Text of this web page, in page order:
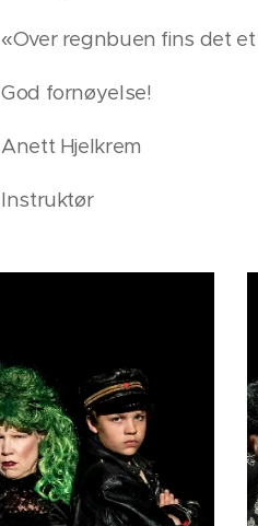
«Over regnbuen fins det
God fornøyelse!
Anett Hjelkrem
Instruktør